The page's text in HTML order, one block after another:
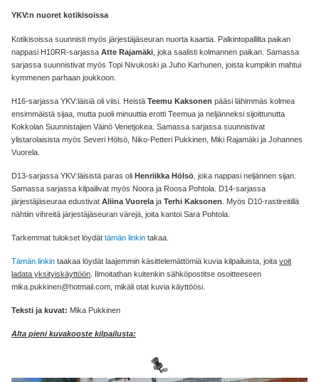
YKV:n nuoret kotikisoissa
Kotikisoissa suunnisti myös järjestäjäseuran nuorta kaartia. Palkintopallilta paikan
nappasi H10RR-sarjassaAtte Rajamäki , joka saalisti kolmannen paikan. Samassa
sarjassa suunnistivat myös Topi Nivukoski ja Juho Karhunen, joista kumpikin mahtui
kymmenen parhaan joukkoon.
H16-sarjassa YKV:läisiä oli viisi. HeistäTeemu Kaksonen pääsi lähimmäs kolmea
ensimmäistä sijaa, mutta puoli minuuttia erotti Teemua ja neljänneksi sijoittunutta
Kokkolan Suunnistajien Väinö Venetjokea. Samassa sarjassa suunnistivat
ylistarolaisista myös Severi Hölsö, Niko-Petteri Pukkinen, Miki Rajamäki ja Johannes
Vuorela.
D13-sarjassa YKV:läisistä paras oliHenriikka Hölsö , joka nappasi neljännen sijan.
Samassa sarjassa kilpailivat myös Noora ja Roosa Pohtola. D14-sarjassa
järjestäjäseuraa edustivatAliina Vuorela ja Terhi Kaksonen . Myös D10-rastireitillä
nähtiin vihreitä järjestäjäseuran värejä, joita kantoi Sara Pohtola.
Tarkemmat tulokset löydättämän linkin takaa.
Tämän linkin taakaa löydät laajemmin käsittelemättömiä kuvia kilpailuista, joitavoit
ladata yksityiskäyttöön . Ilmoitathan kuitenkin sähköpostitse osoitteeseen
mika.pukkinen@hotmail.com, mikäli otat kuvia käyttöösi.
Teksti ja kuvat: Mika Pukkinen
Alta pieni kuvakooste kilpailusta: